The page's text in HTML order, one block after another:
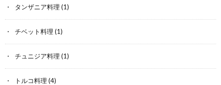
タンザニア料理 (1)
チベット料理 (1)
チュニジア料理 (1)
トルコ料理 (4)